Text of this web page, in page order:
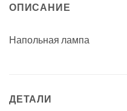
ОПИСАНИЕ
Напольная лампа
ДЕТАЛИ